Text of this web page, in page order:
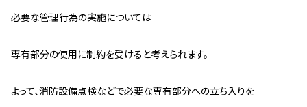
必要な管理行為の実施については
専有部分の使用に制約を受けると考えられます。
よって、消防設備点検などで必要な専有部分への立ち入りを